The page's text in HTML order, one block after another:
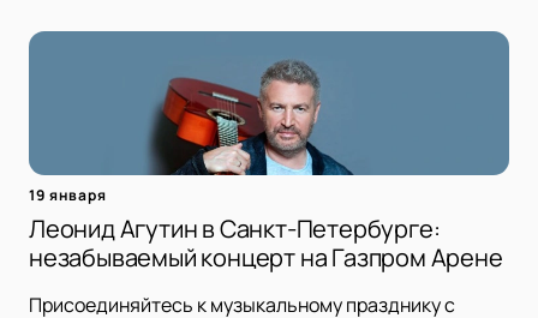
19 января
Леонид Агутин в Санкт-Петербурге:
незабываемый концерт на Газпром Арене
Присоединяйтесь к музыкальному празднику с